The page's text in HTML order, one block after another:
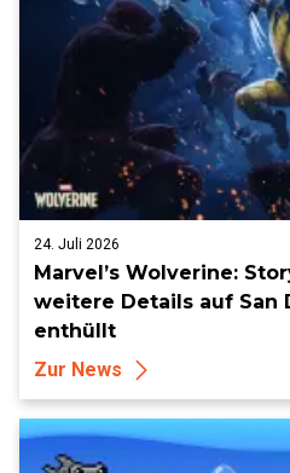
24. Juli 2026
Marvel’s Wolverine:
weitere Details auf San
enthüllt
Zur News